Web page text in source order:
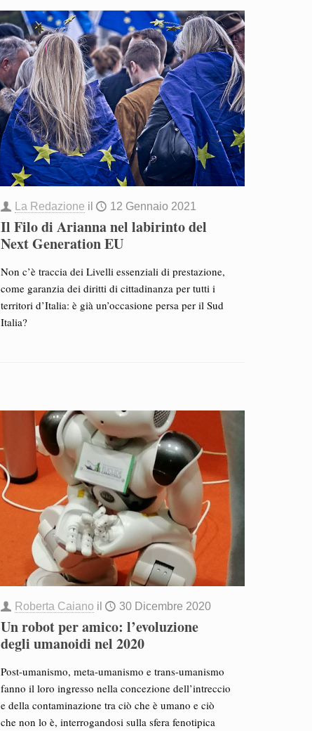
La Redazione il 12 Gennaio 2021
Il Filo di Arianna nel labirinto del
Next Generation EU
Non c’è traccia dei Livelli essenziali di prestazione,
come garanzia dei diritti di cittadinanza per tutti i
territori d’Italia: è già un’occasione persa per il Sud
Italia?
Roberta Caiano il 30 Dicembre 2020
Un robot per amico: l’evoluzione
degli umanoidi nel 2020
Post-umanismo, meta-umanismo e trans-umanismo
fanno il loro ingresso nella concezione dell’intreccio
e della contaminazione tra ciò che è umano e ciò
che non lo è, interrogandosi sulla sfera fenotipica